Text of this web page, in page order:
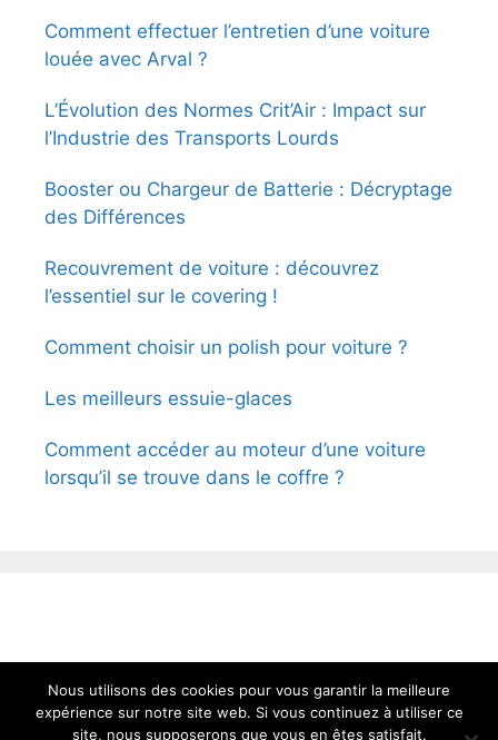
Comment effectuer l’entretien d’une voiture
louée avec Arval ?
L’Évolution des Normes Crit’Air : Impact sur
l’Industrie des Transports Lourds
Booster ou Chargeur de Batterie : Décryptage
des Différences
Recouvrement de voiture : découvrez
l’essentiel sur le covering !
Comment choisir un polish pour voiture ?
Les meilleurs essuie-glaces
Comment accéder au moteur d’une voiture
lorsqu’il se trouve dans le coffre ?
Nous utilisons des cookies pour vous garantir la meilleure
expérience sur notre site web. Si vous continuez à utiliser ce
site, nous supposerons que vous en êtes satisfait.